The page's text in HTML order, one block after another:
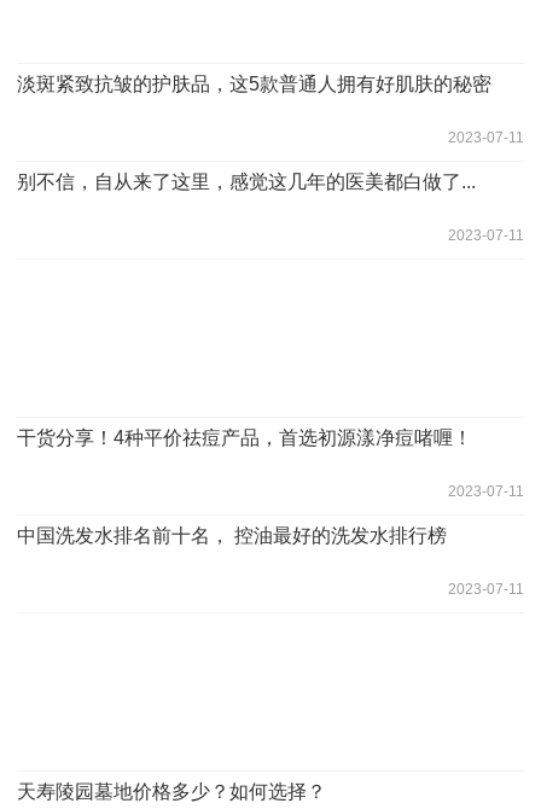
淡斑紧致抗皱的护肤品，这5款普通人拥有好肌肤的秘密
2023-07-11
别不信，自从来了这里，感觉这几年的医美都白做了...
2023-07-11
干货分享！4种平价祛痘产品，首选初源漾净痘啫喱！
2023-07-11
中国洗发水排名前十名， 控油最好的洗发水排行榜
2023-07-11
天寿陵园墓地价格多少？如何选择？